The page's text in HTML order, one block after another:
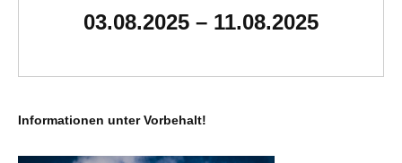
03.08.2025 – 11.08.2025
Informationen unter Vorbehalt!